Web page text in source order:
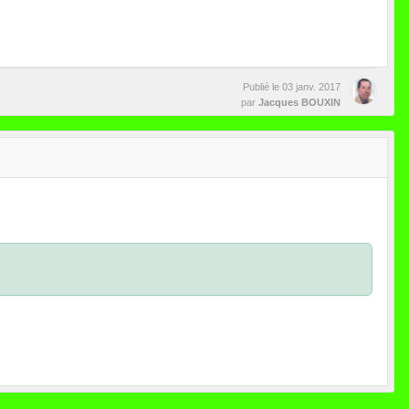
Publié le 03 janv. 2017
par Jacques BOUXIN